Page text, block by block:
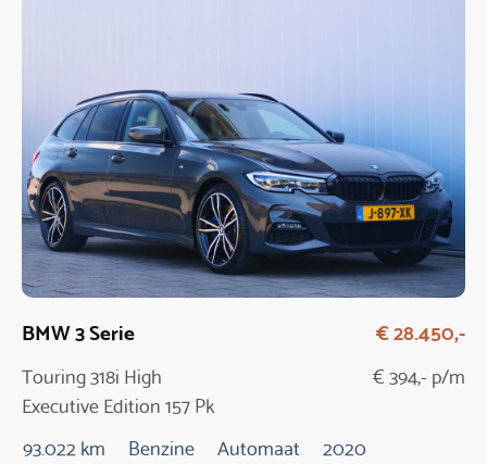
BMW 3 Serie
Touring 318i High
Executive Edition 157 Pk
Automaat
€ 28.450,-
€ 394,- p/m
93.022 km Benzine Automaat 2020